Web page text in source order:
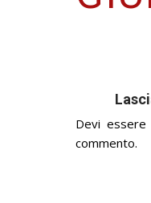
Devi essere
commento.